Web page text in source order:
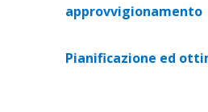
approvvigionamento
Pianificazione ed